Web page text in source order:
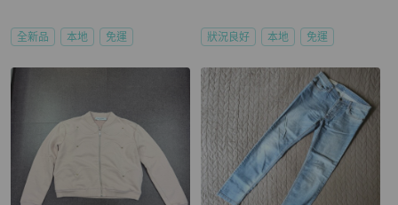
全新品 本地 免運 狀況良好 本地 免運